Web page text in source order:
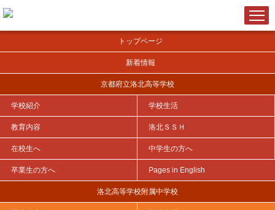
トップページ
新着情報
京都府立洛北高等学校
学校紹介 学校生活
教育内容 洛北ＳＳＨ
在校生へ 中学生の方へ
卒業生の方へ Pages in English
洛北高等学校附属中学校
ＨＯＭＥ 研究開発実施報告書 >
第３年次 SSH令和４年度指定（第５期）第...
SSH令和４年度指定（第５期）第３年次